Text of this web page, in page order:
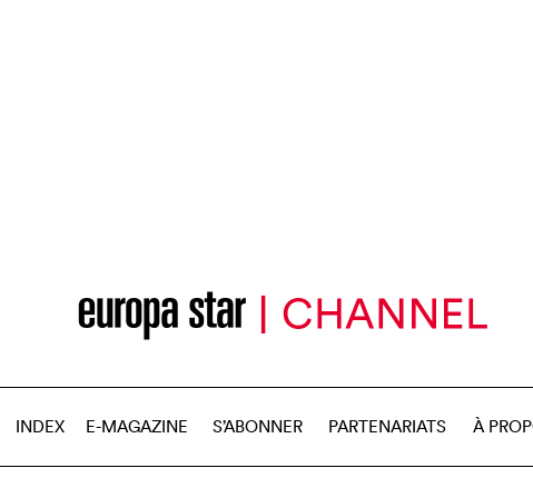
INDEX E-MAGAZINE S’ABONNER PARTENARIATS À